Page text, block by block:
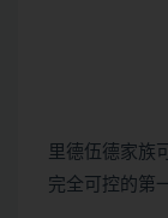
里德伍德家族
完全可控的第